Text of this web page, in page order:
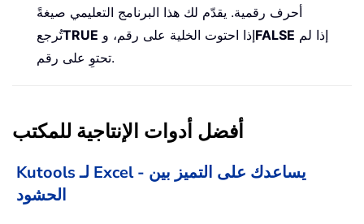
أحرف رقمية. يقدّم لك هذا البرنامج التعليمي صيغةً
تُرجعTRUE إذا احتوت الخلية على رقم، وFALSE
تحتوِ على رقم.
أفضل أدوات الإنتاجية للمكتب
Kutools لـ Excel - يساعدك على التميز بين
الحشود